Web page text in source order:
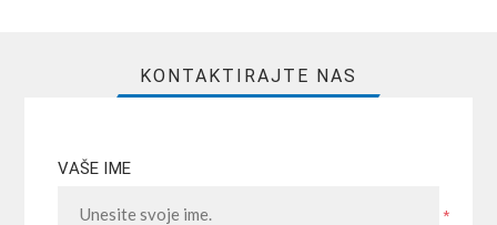
KONTAKTIRAJTE NAS
VAŠE IME
*